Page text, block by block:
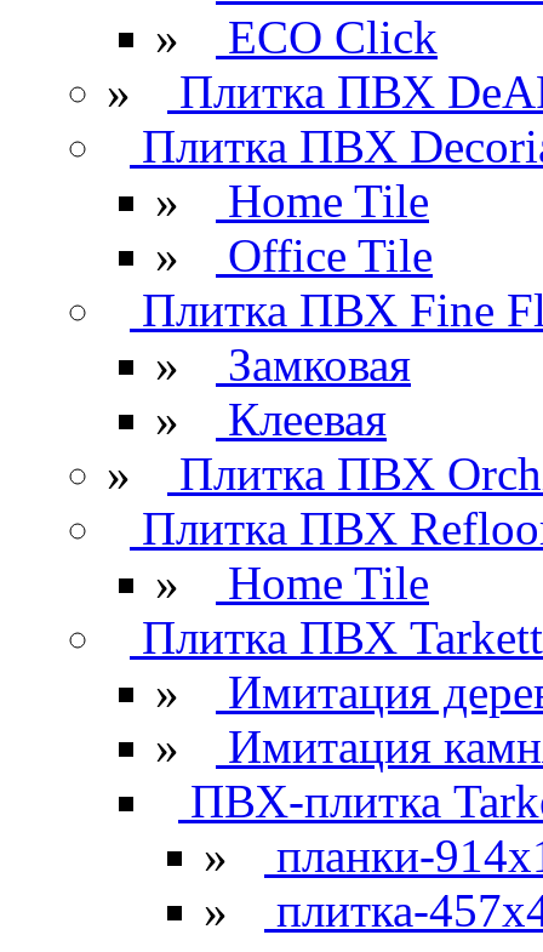
»
ECO Click
»
Плитка ПВХ
Плитка ПВХ
»
Home Tile
»
Office Tile
Плитка ПВХ Fine
»
Замковая
»
Клеевая
»
Плитка ПВХ
Плитка ПВХ
»
Home Tile
Плитка ПВХ Tarkett
»
Имитация
»
Имитация
ПВХ-плитка
»
планки-
»
плитка-